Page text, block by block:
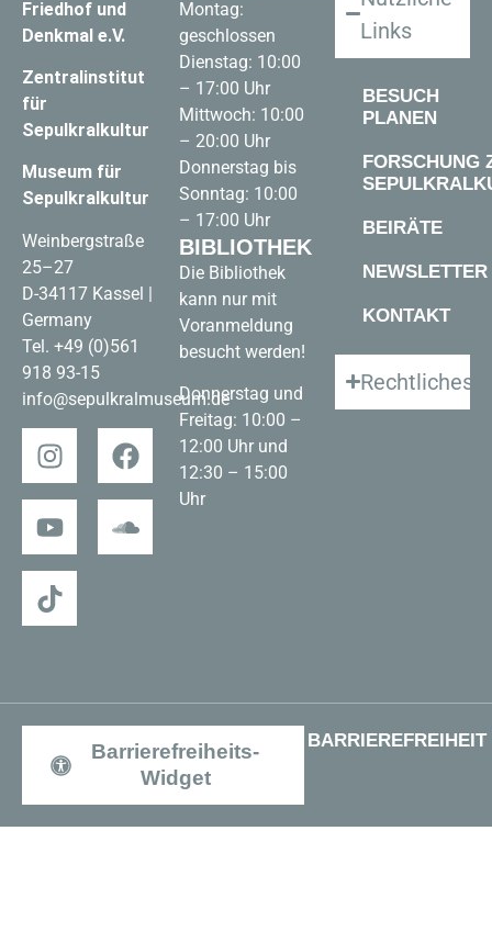
Friedhof und
Denkmal e.V.
Zentralinstitut
für
Sepulkralkultur
Museum für
Sepulkralkultur
Weinbergstraße
25–27
D-34117 Kassel |
Germany
Tel. +49 (0)561
918 93-15
info@sepulkralmuseum.de
Montag:
geschlossen
Dienstag: 10:00
– 17:00 Uhr
Mittwoch: 10:00
– 20:00 Uhr
Donnerstag bis
Sonntag: 10:00
– 17:00 Uhr
BIBLIOTHEK
Die Bibliothek
kann nur mit
Voranmeldung
besucht werden!
Donnerstag und
Freitag: 10:00 –
12:00 Uhr und
12:30 – 15:00
Uhr
Links
BESUCH
PLANEN
FORSCHUNG
BEIRÄTE
NEWSLETTER
KONTAKT
Rechtliches
Barrierefreiheits-
Widget
BARRIEREFREIHEIT